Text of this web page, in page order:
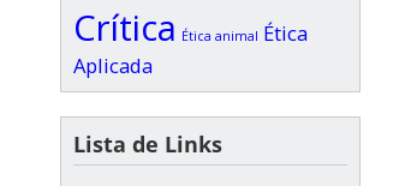
Crítica Ética animal Ética
Aplicada
Lista de Links